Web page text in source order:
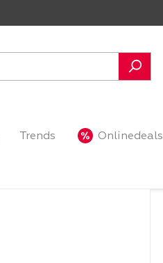
Trends Onlinedeals